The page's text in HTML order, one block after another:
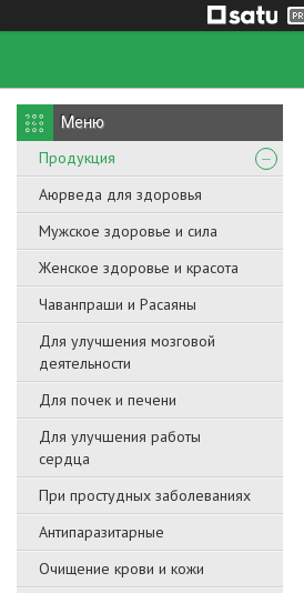
Продукция
Аюрведа для здоровья
Мужское здоровье и сила
Женское здоровье и красота
Чаванпраши и Расаяны
Для улучшения мозговой
деятельности
Для почек и печени
Для улучшения работы
сердца
При простудных заболеваниях
Антипаразитарные
Очищение крови и кожи